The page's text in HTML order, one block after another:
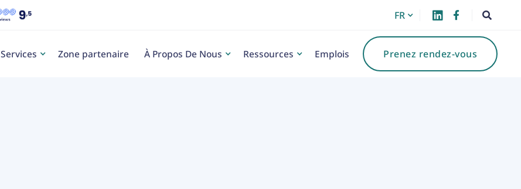
FR   
Services Zone partenaire À Propos De Nous Ressources Emplois Prenez rendez-vous